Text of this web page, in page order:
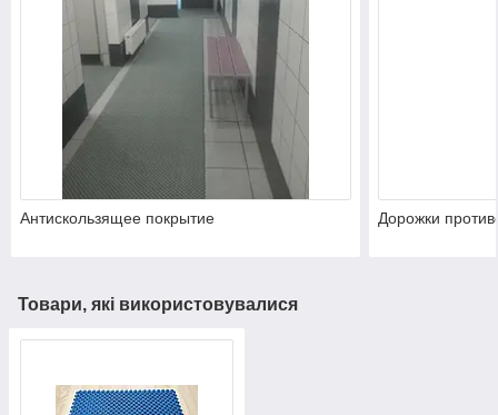
Антискользящее покрытие Дорожки
Товари, які використовувалися